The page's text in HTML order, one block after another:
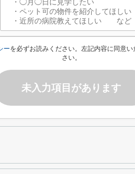
ーを必ずお読みください。左記内容に同意
さい。
未入力項目があります